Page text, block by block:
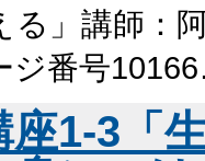
る」講師：
ジ番号
座1-3「